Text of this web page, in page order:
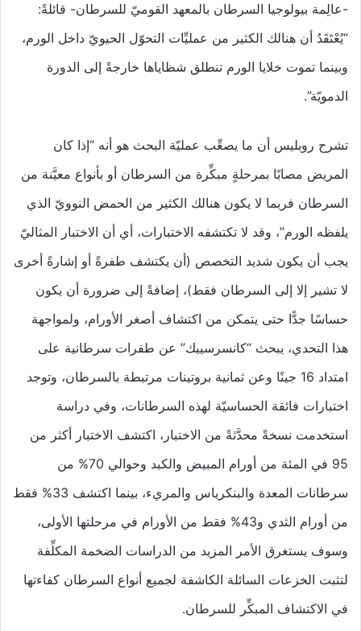
-عالِمة بيولوجيا السرطان بالمعهد القوميّ للسرطان- قائلةً:
“يُعْتَقَدُ أن هنالك الكثير من عمليِّات التحوّل الحيويّ داخل الورم،
وبينما تموت خلايا الورم تنطلق شظاياها خارجةً إلى الدورة
الدمويّة”.
تشرح روبليس أن ما يصعِّب عمليّة البحث هو أنه “إذا كان
المريض مصابًا بمرحلةٍ مبكِّرة من السرطان أو بأنواع معيَّنة من
السرطان فربما لا يكون هنالك الكثير من الحمض النوويّ الذي
يلفظه الورم”، وقد لا تكتشفه الاختبارات، أي أن الاختبار المثاليّ
يجب أن يكون شديد التخصص (أن يكتشف طفرةً أو إشارةً أخرى
لا تشير إلا إلى السرطان فقط)، إضافةً إلى ضرورة أن يكون
حساسًا جدًّا حتى يتمكن من اكتشاف أصغر الأورام، ولمواجهة
هذا التحدي، يبحث “كانسرسييك” عن طفرات سرطانية على
امتداد 16 جينًا وعن ثمانية بروتينات مرتبطة بالسرطان، وتوجد
اختبارات فائقة الحساسيّة لهذه السرطانات، وفي دراسة
استخدمت نسخةً محدَّثةً من الاختبار، اكتشف الاختبار أكثر من
95 في المئة من أورام المبيض والكبد وحوالي 70% من
سرطانات المعدة والبنكرياس والمريء، بينما اكتشف 33% فقط
من أورام الثدي و43% فقط من الأورام في مرحلتها الأولى،
وسوف يستغرق الأمر المزيد من الدراسات الضخمة المكلِّفة
لتثبت الخزعات السائلة الكاشفة لجميع أنواع السرطان كفاءتها
في الاكتشاف المبكِّر للسرطان.